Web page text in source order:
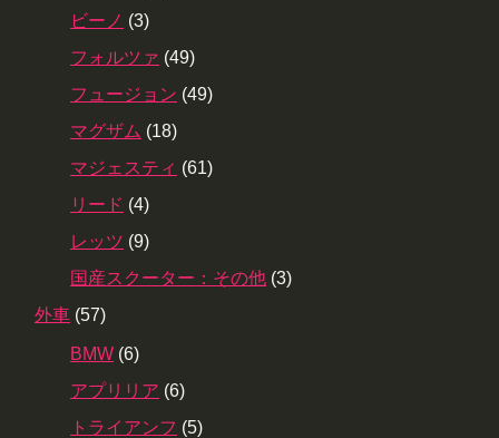
ビーノ (3)
フォルツァ (49)
フュージョン (49)
マグザム (18)
マジェスティ (61)
リード (4)
レッツ (9)
国産スクーター：その他 (3)
外車 (57)
BMW (6)
アプリリア (6)
トライアンフ (5)